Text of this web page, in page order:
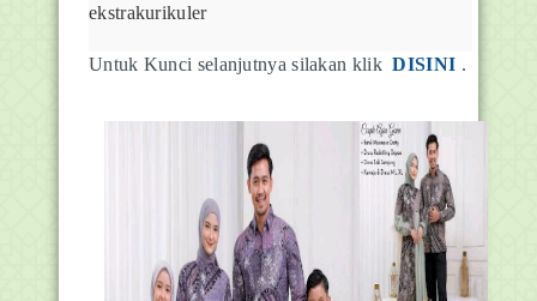
ekstrakurikuler
Untuk Kunci selanjutnya silakan klik DISINI .